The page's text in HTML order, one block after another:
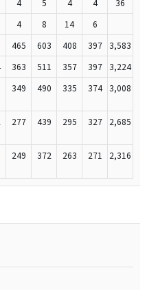
4 5 4 4
36
4 8 14
6
465 603 408 397
3,583
363 511 357 397
3,224
349 490 335 374 3,008
277 439 295 327 2,685
249 372 263 271 2,316